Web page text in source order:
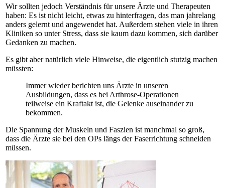
Wir sollten jedoch Verständnis für unsere Ärzte und Therapeuten
haben: Es ist nicht leicht, etwas zu hinterfragen, das man jahrelang
anders gelernt und angewendet hat. Außerdem stehen viele in ihren
Kliniken so unter Stress, dass sie kaum dazu kommen, sich darüber
Gedanken zu machen.
Es gibt aber natürlich viele Hinweise, die eigentlich stutzig machen
müssten:
Immer wieder berichten uns Ärzte in unseren
Ausbildungen, dass es bei Arthrose-Operationen
teilweise ein Kraftakt ist, die Gelenke auseinander zu
bekommen.
Die Spannung der Muskeln und Faszien ist manchmal so groß,
dass die Ärzte sie bei den OPs längs der Faserrichtung schneiden
müssen.